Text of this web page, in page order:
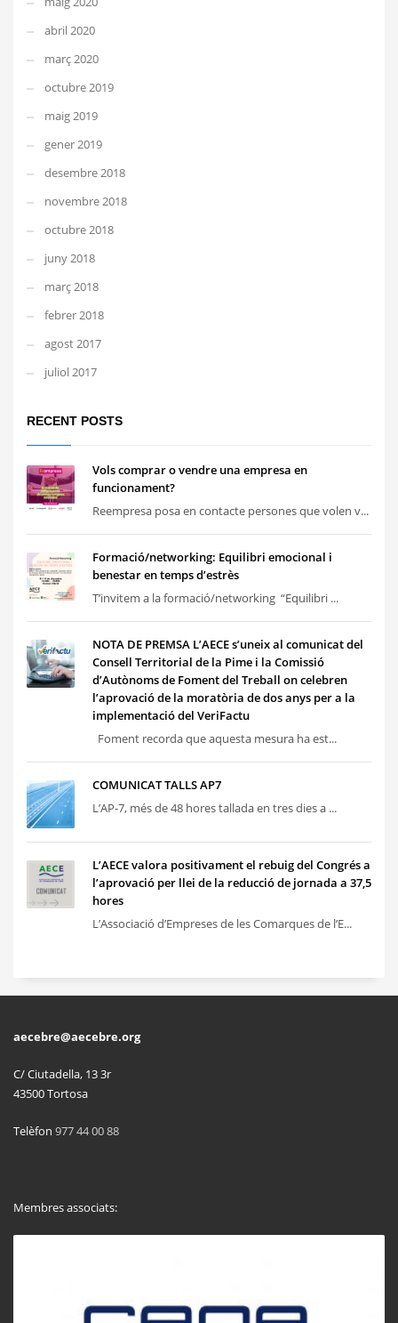
abril 2020
març 2020
octubre 2019
maig 2019
gener 2019
desembre 2018
novembre 2018
octubre 2018
juny 2018
març 2018
febrer 2018
agost 2017
juliol 2017
RECENT POSTS
Vols comprar o vendre una empresa en
funcionament?
Reempresa posa en contacte persones que volen v...
Formació/networking: Equilibri emocional i
benestar en temps d’estrès
T’invitem a la formació/networking “Equilibri ...
NOTA DE PREMSA L’AECE s’uneix al comunicat del
Consell Territorial de la Pime i la Comissió
d’Autònoms de Foment del Treball on celebren
l’aprovació de la moratòria de dos anys per a la
implementació del VeriFactu
Foment recorda que aquesta mesura ha est...
COMUNICAT TALLS AP7
L’AP-7, més de 48 hores tallada en tres dies a ...
L’AECE valora positivament el rebuig del Congrés a
l’aprovació per llei de la reducció de jornada a 37,5
hores
L’Associació d’Empreses de les Comarques de l’E...
aecebre@aecebre.org
C/ Ciutadella, 13 3r
43500 Tortosa
Telèfon 977 44 00 88
Membres associats: